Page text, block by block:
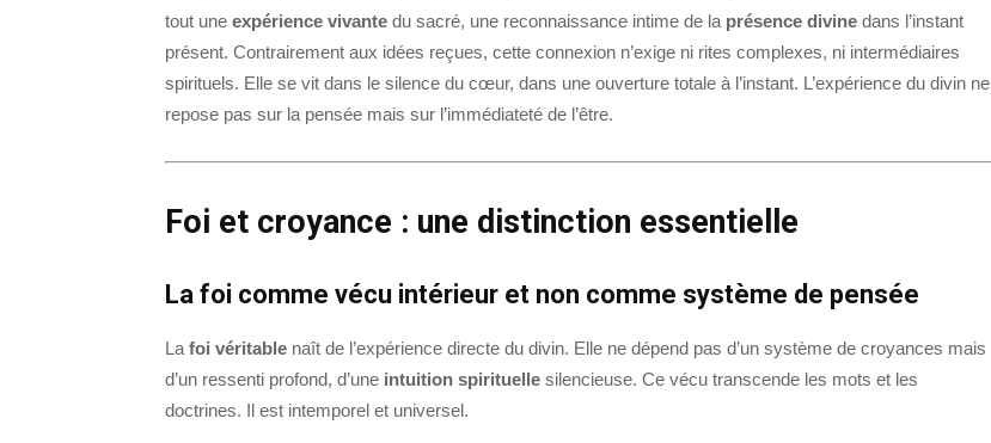
tout une expérience vivante du sacré, une reconnaissance intime de la présence divine dans l’instant
présent. Contrairement aux idées reçues, cette connexion n’exige ni rites complexes, ni intermédiaires
spirituels. Elle se vit dans le silence du cœur, dans une ouverture totale à l’instant. L’expérience du divin ne
repose pas sur la pensée mais sur l’immédiateté de l’être.
Foi et croyance : une distinction essentielle
La foi comme vécu intérieur et non comme système de pensée
La foi véritable naît de l’expérience directe du divin. Elle ne dépend pas d’un système de croyances mais
d’un ressenti profond, d’une intuition spirituelle silencieuse. Ce vécu transcende les mots et les
doctrines. Il est intemporel et universel.